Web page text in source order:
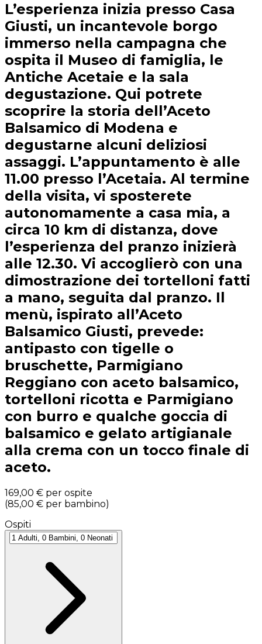
L’esperienza inizia presso Casa
Giusti, un incantevole borgo
immerso nella campagna che
ospita il Museo di famiglia, le
Antiche Acetaie e la sala
degustazione. Qui potrete
scoprire la storia dell’Aceto
Balsamico di Modena e
degustarne alcuni deliziosi
assaggi. L’appuntamento è alle
11.00 presso l’Acetaia. Al termine
della visita, vi sposterete
autonomamente a casa mia, a
circa 10 km di distanza, dove
l’esperienza del pranzo inizierà
alle 12.30. Vi accoglierò con una
dimostrazione dei tortelloni fatti
a mano, seguita dal pranzo. Il
menù, ispirato all’Aceto
Balsamico Giusti, prevede:
antipasto con tigelle o
bruschette, Parmigiano
Reggiano con aceto balsamico,
tortelloni ricotta e Parmigiano
con burro e qualche goccia di
balsamico e gelato artigianale
alla crema con un tocco finale di
aceto.
169,00 € per ospite
(85,00 € per bambino)
Ospiti